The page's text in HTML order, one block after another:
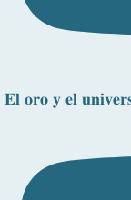
𝐄𝐥 𝐨𝐫𝐨 𝐲 𝐞𝐥